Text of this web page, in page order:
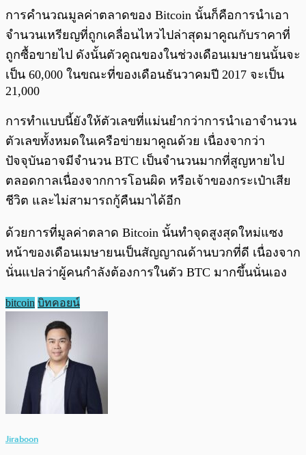
การคำนวณมูลค่าตลาดของ Bitcoin นั้นก็คือการนำเอา
จำนวนเหรียญที่ถูกเคลื่อนไหวไปล่าสุดมาคูณกับราคาที่
ถูกซื้อขายไป ดังนั้นตัวคูณของในช่วงเดือนเมษายนนั้นจะ
เป็น 60,000 ในขณะที่ของเดือนธันวาคมปี 2017 จะเป็น
21,000
การทำแบบนี้ยังให้ตัวเลขที่แม่นยำกว่าการนำเอาจำนวน
ตัวเลขทั้งหมดในเครือข่ายมาคูณด้วย เนื่องจากว่า
ปัจจุบันอาจมีจำนวน BTC เป็นจำนวนมากที่สูญหายไป
ตลอดกาลเนื่องจากการโอนผิด หรือเจ้าของกระเป๋าเสีย
ชีวิต และไม่สามารถกู้คืนมาได้อีก
ด้วยการที่มูลค่าตลาด Bitcoin นั้นทำจุดสูงสุดใหม่แซง
หน้าของเดือนเมษายนเป็นสัญญาณด้านบวกที่ดี เนื่องจาก
นั่นแปลว่าผู้คนกำลังต้องการในตัว BTC มากขึ้นนั่นเอง
bitcoin บิทคอยน์
Jiraboon